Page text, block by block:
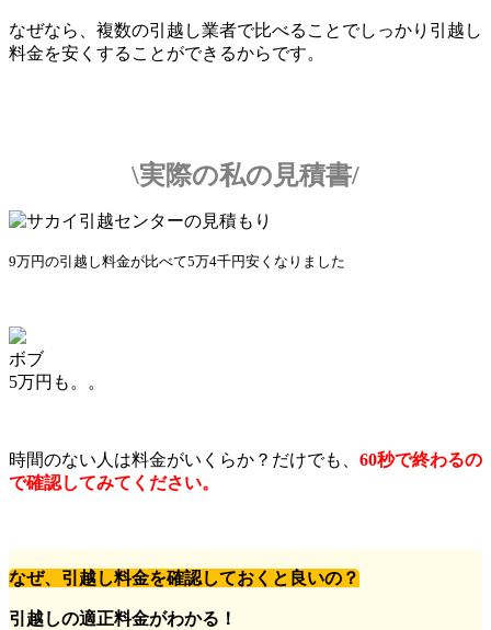
なぜなら、複数の引越し業者で比べることでしっかり引越し
料金を安くすることができるからです。
\実際の私の見積書/
9万円の引越し料金が比べて5万4千円安くなりました
ボブ
5万円も。。
時間のない人は料金がいくらか？ だけでも、 60秒で終わるの
で確認してみてください。
なぜ、引越し料金を確認しておくと良いの？
引越しの適正料金がわかる！